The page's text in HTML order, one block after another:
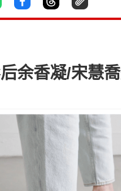
余香凝/宋慧